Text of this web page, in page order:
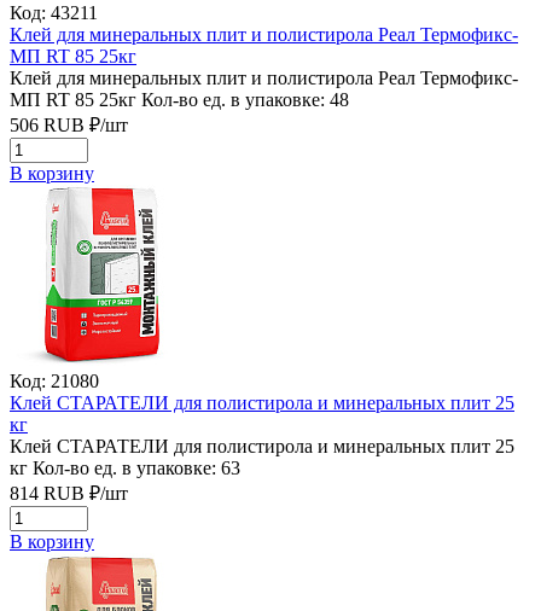
Код: 43211
Клей для минеральных плит и полистирола Реал Термофикс-
МП RT 85 25кг
Клей для минеральных плит и полистирола Реал Термофикс-
МП RT 85 25кг Кол-во ед. в упаковке: 48
506 RUB ₽/шт
В корзину
Код: 21080
Клей СТАРАТЕЛИ для полистирола и минеральных плит 25
кг
Клей СТАРАТЕЛИ для полистирола и минеральных плит 25
кг Кол-во ед. в упаковке: 63
814 RUB ₽/шт
В корзину